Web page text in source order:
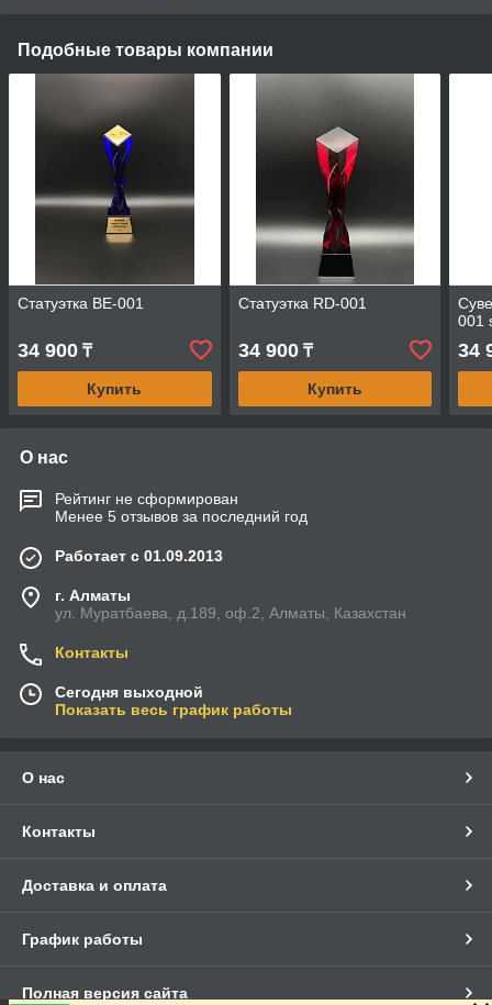
Подобные товары компании
Статуэтка BE-001
34 900 ₸
Купить
Статуэтка RD-001
34 900₸
Купить
001
34
О нас
Рейтинг не сформирован
Менее 5 отзывов за последний год
Работает с 01.09.2013
г. Алматы
ул. Муратбаева, д.189, оф.2, Алматы, Казахстан
Контакты
Сегодня выходной
Показать весь график работы
О нас
Контакты
Доставка и оплата
График работы
Полная версия сайта